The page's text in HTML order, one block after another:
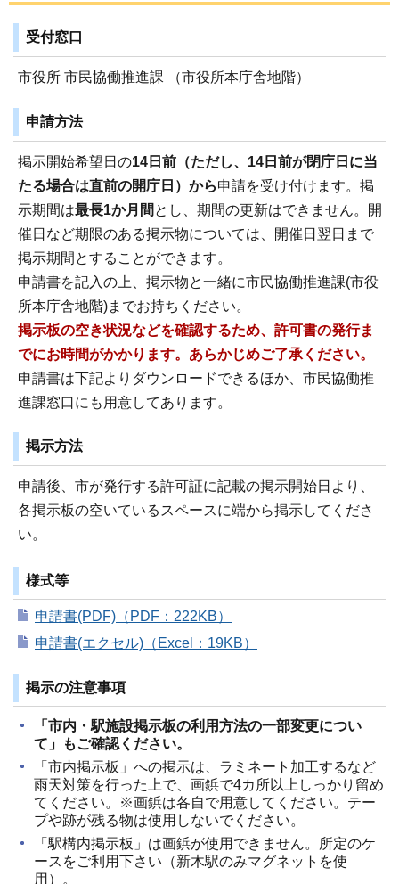
受付窓口
市役所 市民協働推進課 （市役所本庁舎地階）
申請方法
掲示開始希望日の14日前（ただし、14日前が閉庁日に当
たる場合は直前の開庁日）から申請を受け付けます。掲
示期間は最長1か月間 とし、期間の更新はできません。開
催日など期限のある掲示物については、開催日翌日まで
掲示期間とすることができます。
申請書を記入の上、掲示物と一緒に市民協働推進課(市役
所本庁舎地階)までお持ちください。
掲示板の空き状況などを確認するため、許可書の発行ま
でにお時間がかかります。あらかじめご了承ください。
申請書は下記よりダウンロードできるほか、市民協働推
進課窓口にも用意してあります。
掲示方法
申請後、市が発行する許可証に記載の掲示開始日より、
各掲示板の空いているスペースに端から掲示してくださ
い。
様式等
申請書(PDF)（PDF：222KB）
申請書(エクセル)（Excel：19KB）
掲示の注意事項
「市内・駅施設掲示板の利用方法の一部変更につい
て」もご確認ください。
「市内掲示板」への掲示は、ラミネート加工するなど
雨天対策を行った上で、画鋲で4カ所以上しっかり留め
てください。※画鋲は各自で用意してください。テー
プや跡が残る物は使用しないでください。
「駅構内掲示板」は画鋲が使用できません。所定のケ
ースをご利用下さい（新木駅のみマグネットを使
用）。